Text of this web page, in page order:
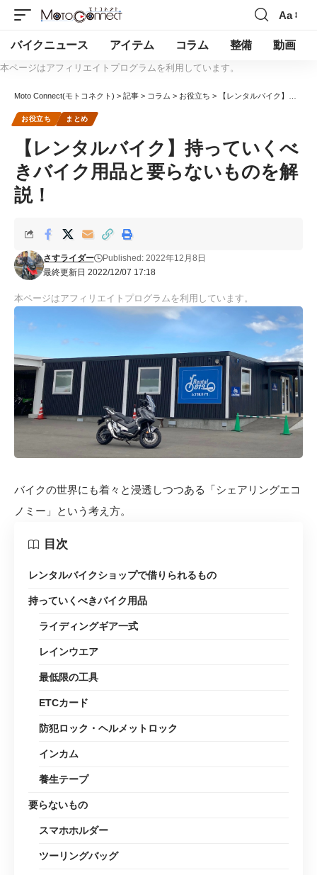
Aa
バイクニュース アイテム コラム 整備 動画
本ページはアフィリエイトプログラムを利用しています。
Moto Connect(モトコネクト) > 記事 > コラム > お役立ち > 【レンタルバイク】持っていくべきバイク用品と要らないものを解説！
お役立ち まとめ
【レンタルバイク】持っていくべ
きバイク用品と要らないものを解
説！
最終更新日 2022/12/07 17:18
さすライダー Published: 2022年12月8日
本ページはアフィリエイトプログラムを利用しています。
バイクの世界にも着々と浸透しつつある「シェアリングエコ
ノミー」という考え方。
目次
レンタルバイクショップで借りられるもの
持っていくべきバイク用品
ライディングギア一式
レインウエア
最低限の工具
ETCカード
防犯ロック・ヘルメットロック
インカム
養生テープ
要らないもの
スマホホルダー
ツーリングバッグ